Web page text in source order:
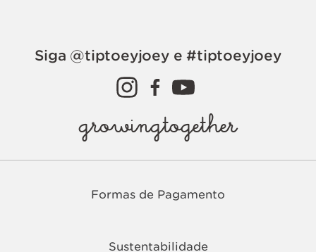
Siga @tiptoeyjoey e #tiptoeyjoey
growingtogether
Formas de Pagamento
Sustentabilidade